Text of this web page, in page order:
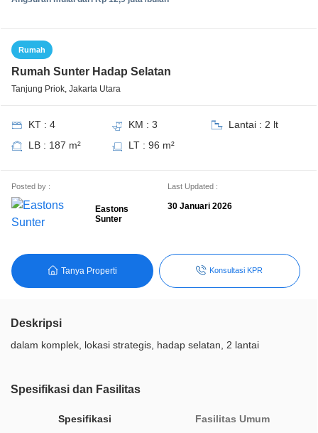
Rumah
Rumah Sunter Hadap Selatan
Tanjung Priok, Jakarta Utara
KT : 4 KM : 3
Lantai : 2 lt
LB : 187 m²
LT : 96 m²
Posted by :
Eastons
Sunter
Last Updated :
30 Januari 2026
Tanya Properti Konsultasi KPR
Deskripsi
dalam komplek, lokasi strategis, hadap selatan, 2 lantai
Spesifikasi dan Fasilitas
Spesifikasi Fasilitas Umum